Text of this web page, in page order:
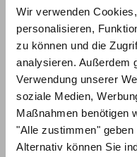
Wir verwenden
personalisieren,
zu können und die
analysieren. Außerdem
Verwendung unserer
soziale Medien,
Maßnahmen benötigen
"Alle zustimmen"
Alternativ können Sie
Ronda Duetto Bett –